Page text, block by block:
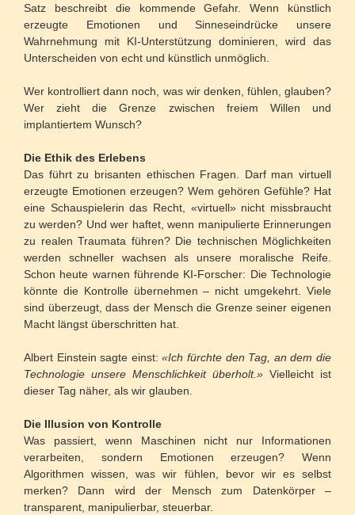
Satz beschreibt die kommende Gefahr. Wenn künstlich
erzeugte Emotionen und Sinneseindrücke unsere
Wahrnehmung mit KI-Unterstützung dominieren, wird das
Unterscheiden von echt und künstlich unmöglich.
Wer kontrolliert dann noch, was wir denken, fühlen, glauben?
Wer zieht die Grenze zwischen freiem Willen und
implantiertem Wunsch?
Die Ethik des Erlebens
Das führt zu brisanten ethischen Fragen. Darf man virtuell
erzeugte Emotionen erzeugen? Wem gehören Gefühle? Hat
eine Schauspielerin das Recht, «virtuell» nicht missbraucht
zu werden? Und wer haftet, wenn manipulierte Erinnerungen
zu realen Traumata führen? Die technischen Möglichkeiten
werden schneller wachsen als unsere moralische Reife.
Schon heute warnen führende KI-Forscher: Die Technologie
könnte die Kontrolle übernehmen – nicht umgekehrt. Viele
sind überzeugt, dass der Mensch die Grenze seiner eigenen
Macht längst überschritten hat.
Albert Einstein sagte einst:«Ich fürchte den Tag, an dem die
Technologie unsere Menschlichkeit überholt.» Vielleicht ist
dieser Tag näher, als wir glauben.
Die Illusion von Kontrolle
Was passiert, wenn Maschinen nicht nur Informationen
verarbeiten, sondern Emotionen erzeugen? Wenn
Algorithmen wissen, was wir fühlen, bevor wir es selbst
merken? Dann wird der Mensch zum Datenkörper –
transparent, manipulierbar, steuerbar.